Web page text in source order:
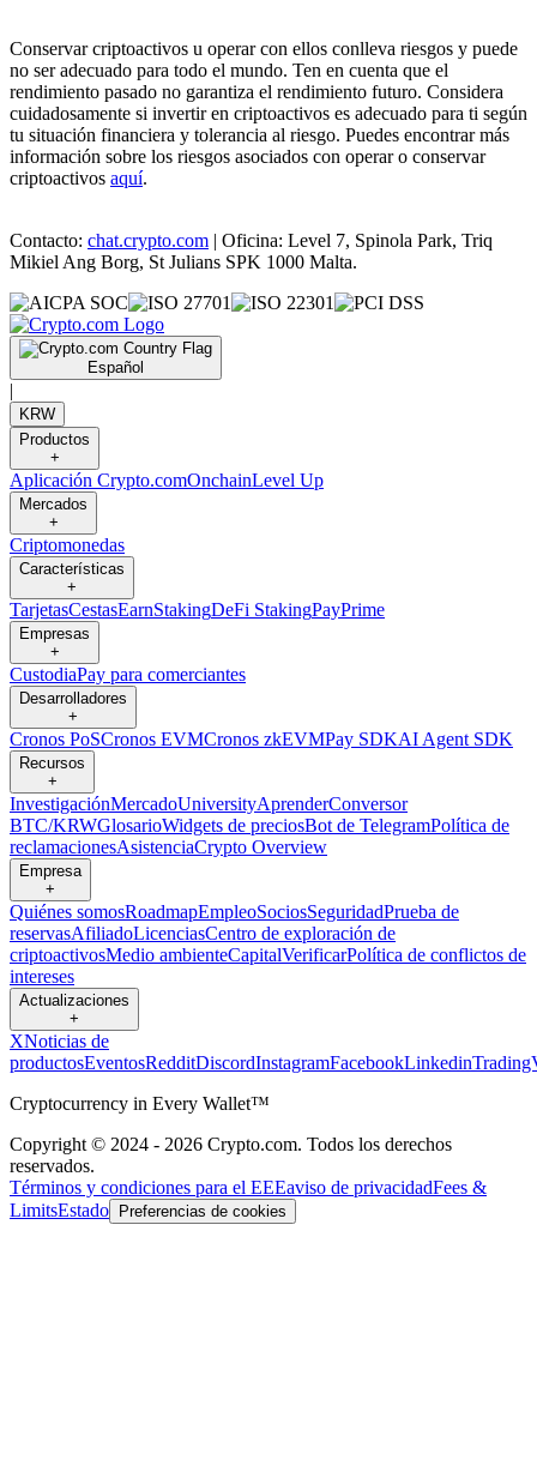
Conservar criptoactivos u operar con ellos conlleva riesgos y puede
no ser adecuado para todo el mundo. Ten en cuenta que el
rendimiento pasado no garantiza el rendimiento futuro. Considera
cuidadosamente si invertir en criptoactivos es adecuado para ti según
tu situación financiera y tolerancia al riesgo. Puedes encontrar más
información sobre los riesgos asociados con operar o conservar
criptoactivos aquí.
Contacto: chat.crypto.com | Oficina: Level 7, Spinola Park, Triq
Mikiel Ang Borg, St Julians SPK 1000 Malta.
Español
|
KRW
Productos
+
Aplicación Crypto.comOnchainLevel Up
Mercados
+
Criptomonedas
Características
+
TarjetasCestasEarnStakingDeFi StakingPayPrime
Empresas
+
CustodiaPay para comerciantes
Desarrolladores
+
Cronos PoSCronos EVMCronos zkEVMPay SDKAI Agent SDK
Recursos
+
InvestigaciónMercadoUniversityAprenderConversor
BTC/KRWGlosarioWidgets de preciosBot de TelegramPolítica de
reclamacionesAsistenciaCrypto Overview
Empresa
+
Quiénes somosRoadmapEmpleoSociosSeguridadPrueba de
reservasAfiliadoLicenciasCentro de exploración de
criptoactivosMedio ambienteCapitalVerificarPolítica de conflictos de
intereses
Actualizaciones
+
XNoticias de
productosEventosRedditDiscordInstagramFacebookLinkedin
Cryptocurrency in Every Wallet™
Copyright © 2024 - 2026 Crypto.com. Todos los derechos
reservados.
Términos y condiciones para el EEEaviso de privacidadFees &
LimitsEstado Preferencias de cookies